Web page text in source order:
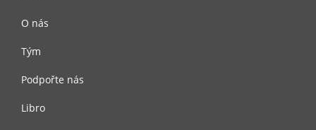
O nás
Tým
Podpořte nás
Libro